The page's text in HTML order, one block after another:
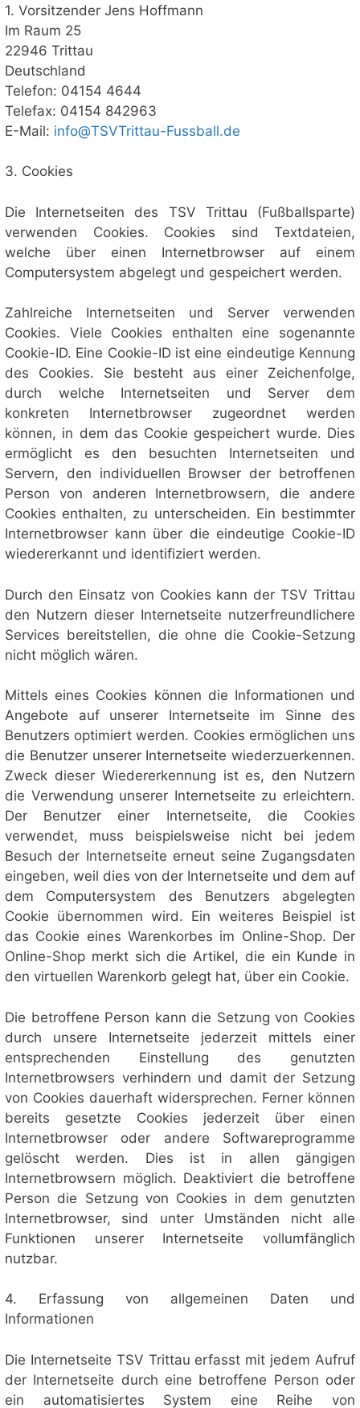
1. Vorsitzender Jens Hoffmann
Im Raum 25
22946 Trittau
Deutschland
Telefon: 04154 4644
Telefax: 04154 842963
E-Mail: info@TSVTrittau-Fussball.de
3. Cookies
Die Internetseiten des TSV Trittau (Fußballsparte)
verwenden Cookies. Cookies sind Textdateien,
welche über einen Internetbrowser auf einem
Computersystem abgelegt und gespeichert werden.
Zahlreiche Internetseiten und Server verwenden
Cookies. Viele Cookies enthalten eine sogenannte
Cookie-ID. Eine Cookie-ID ist eine eindeutige Kennung
des Cookies. Sie besteht aus einer Zeichenfolge,
durch welche Internetseiten und Server dem
konkreten Internetbrowser zugeordnet werden
können, in dem das Cookie gespeichert wurde. Dies
ermöglicht es den besuchten Internetseiten und
Servern, den individuellen Browser der betroffenen
Person von anderen Internetbrowsern, die andere
Cookies enthalten, zu unterscheiden. Ein bestimmter
Internetbrowser kann über die eindeutige Cookie-ID
wiedererkannt und identifiziert werden.
Durch den Einsatz von Cookies kann der TSV Trittau
den Nutzern dieser Internetseite nutzerfreundlichere
Services bereitstellen, die ohne die Cookie-Setzung
nicht möglich wären.
Mittels eines Cookies können die Informationen und
Angebote auf unserer Internetseite im Sinne des
Benutzers optimiert werden. Cookies ermöglichen uns
die Benutzer unserer Internetseite wiederzuerkennen.
Zweck dieser Wiedererkennung ist es, den Nutzern
die Verwendung unserer Internetseite zu erleichtern.
Der Benutzer einer Internetseite, die Cookies
verwendet, muss beispielsweise nicht bei jedem
Besuch der Internetseite erneut seine Zugangsdaten
eingeben, weil dies von der Internetseite und dem auf
dem Computersystem des Benutzers abgelegten
Cookie übernommen wird. Ein weiteres Beispiel ist
das Cookie eines Warenkorbes im Online-Shop. Der
Online-Shop merkt sich die Artikel, die ein Kunde in
den virtuellen Warenkorb gelegt hat, über ein Cookie.
Die betroffene Person kann die Setzung von Cookies
durch unsere Internetseite jederzeit mittels einer
entsprechenden Einstellung des genutzten
Internetbrowsers verhindern und damit der Setzung
von Cookies dauerhaft widersprechen. Ferner können
bereits gesetzte Cookies jederzeit über einen
Internetbrowser oder andere Softwareprogramme
gelöscht werden. Dies ist in allen gängigen
Internetbrowsern möglich. Deaktiviert die betroffene
Person die Setzung von Cookies in dem genutzten
Internetbrowser, sind unter Umständen nicht alle
Funktionen unserer Internetseite vollumfänglich
nutzbar.
4. Erfassung von allgemeinen Daten und
Informationen
Die Internetseite TSV Trittau erfasst mit jedem Aufruf
der Internetseite durch eine betroffene Person oder
ein automatisiertes System eine Reihe von